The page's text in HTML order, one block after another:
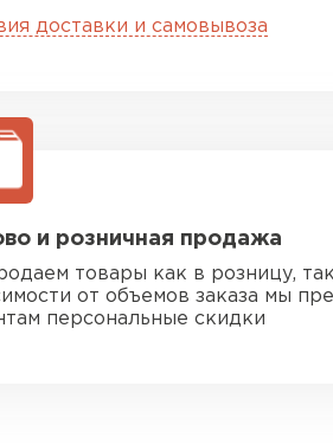
доставки и самовывоза
и розничная продажа
товары как в розницу,
от объемов заказа мы
персональные скидки